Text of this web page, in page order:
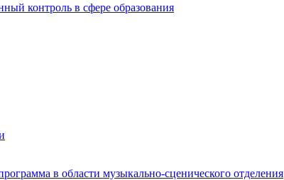
контроль в сфере образования
в области музыкально-сценического отделения